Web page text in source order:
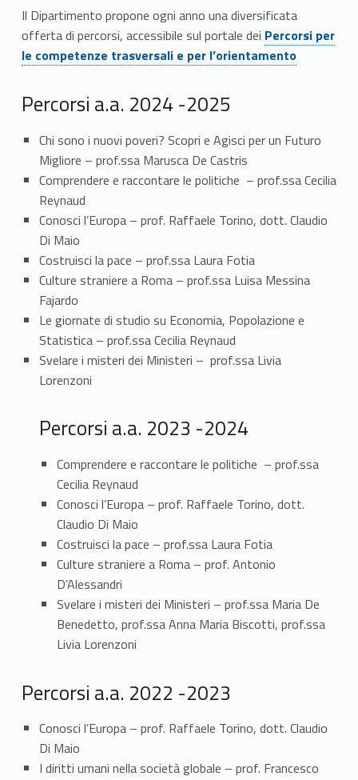
P
e
r
c
o
r
s
p
e
l
m
z
e
t
Il Dipartimento propone ogni anno una diversificata
offerta di percorsi, accessibile sul portale dei Link identifier #identifier__73173-1
Percorsi per
le competenze trasversali e per l’orientamento
Percorsi a.a. 2024 -2025
Chi sono i nuovi poveri? Scopri e Agisci per un Futuro
Migliore – prof.ssa Marusca De Castris
Comprendere e raccontare le politiche – prof.ssa Cecilia
Reynaud
Conosci l’Europa – prof. Raffaele Torino, dott. Claudio
Di Maio
Costruisci la pace – prof.ssa Laura Fotia
Culture straniere a Roma – prof.ssa Luisa Messina
Fajardo
Le giornate di studio su Economia, Popolazione e
Statistica – prof.ssa Cecilia Reynaud
Svelare i misteri dei Ministeri – prof.ssa Livia
Lorenzoni
Percorsi a.a. 2023 -2024
Comprendere e raccontare le politiche – prof.ssa
Cecilia Reynaud
Conosci l’Europa – prof. Raffaele Torino, dott.
Claudio Di Maio
Costruisci la pace – prof.ssa Laura Fotia
Culture straniere a Roma – prof. Antonio
D’Alessandri
Svelare i misteri dei Ministeri – prof.ssa Maria De
Benedetto, prof.ssa Anna Maria Biscotti, prof.ssa
Livia Lorenzoni
Percorsi a.a. 2022 -2023
Conosci l’Europa – prof. Raffaele Torino, dott. Claudio
Di Maio
I diritti umani nella società globale – prof. Francesco